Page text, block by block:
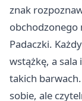
znak
obchodzonego
Padaczki.
wstążkę, a sala
takich
sobie, ale